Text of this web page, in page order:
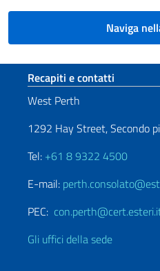
Naviga
Sezione footer
Recapiti e contatti
West Perth
1292 Hay Street, Secondo
Tel: +61 8 9322 4500
E-mail:
PEC:
Gli uffici della sede